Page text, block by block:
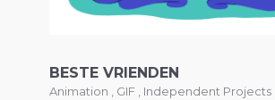
BESTE VRIENDEN
Animation GIF Independent Projects